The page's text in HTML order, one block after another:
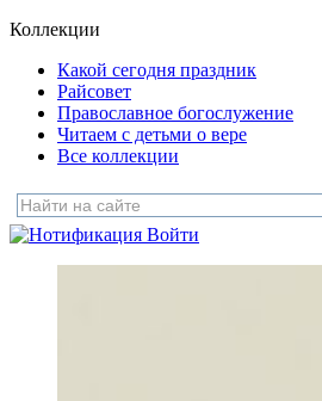
Коллекции
Какой сегодня праздник
Райсовет
Православное богослужение
Читаем с детьми о вере
Все коллекции
Войти